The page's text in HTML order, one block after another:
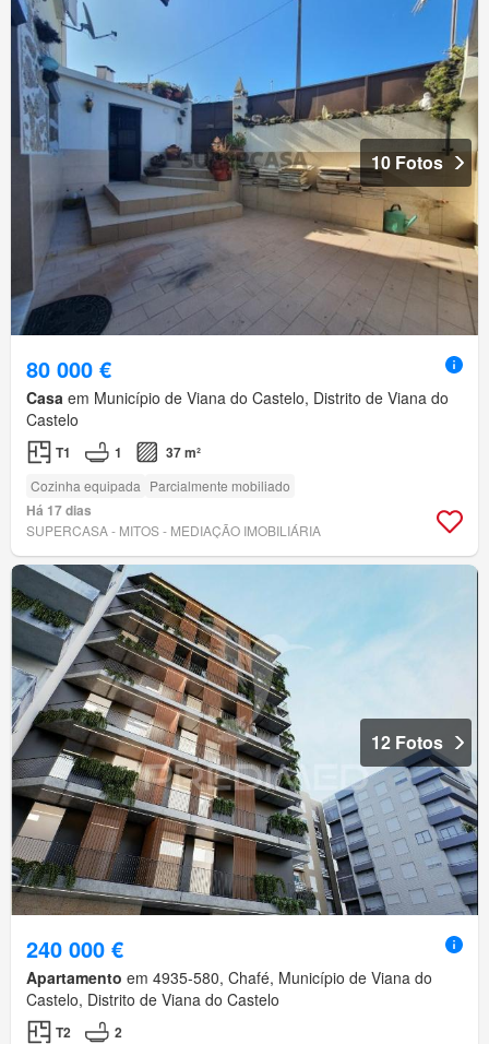
10 Fotos
80 000 €
Casa em Município de Viana do Castelo, Distrito de Viana do
Castelo
T1 1 37 m²
Cozinha equipada Parcialmente mobiliado
Há 17 dias
SUPERCASA - MITOS - MEDIAÇÃO IMOBILIÁRIA
12 Fotos
240 000 €
Apartamento em 4935-580, Chafé, Município de Viana do
Castelo, Distrito de Viana do Castelo
T2 2